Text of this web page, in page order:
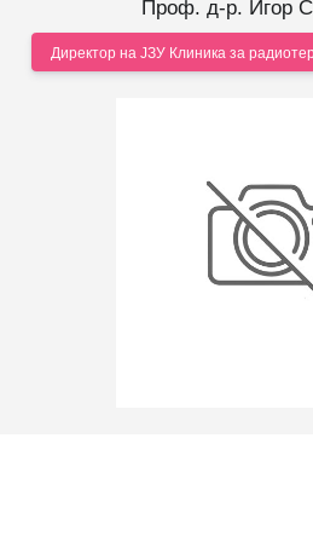
Проф. д-р. Игор
Директор на ЈЗУ Клиника за